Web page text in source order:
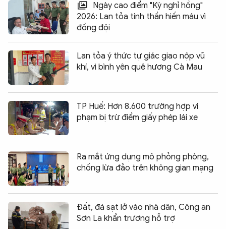
Ngày cao điểm "Kỳ nghỉ hồng"
2026: Lan tỏa tinh thần hiến máu vì
đồng đội
Lan tỏa ý thức tự giác giao nộp vũ
khí, vì bình yên quê hương Cà Mau
TP Huế: Hơn 8.600 trường hợp vi
phạm bị trừ điểm giấy phép lái xe
Ra mắt ứng dụng mô phỏng phòng,
chống lừa đảo trên không gian mạng
Đất, đá sạt lở vào nhà dân, Công an
Sơn La khẩn trương hỗ trợ